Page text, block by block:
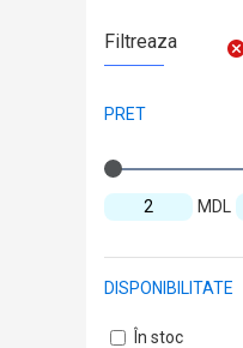
Filtreaza
PRET
MDL
DISPONIBILITATE
În stoc